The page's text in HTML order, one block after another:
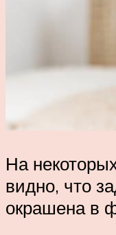
На
видно, что
окрашена в